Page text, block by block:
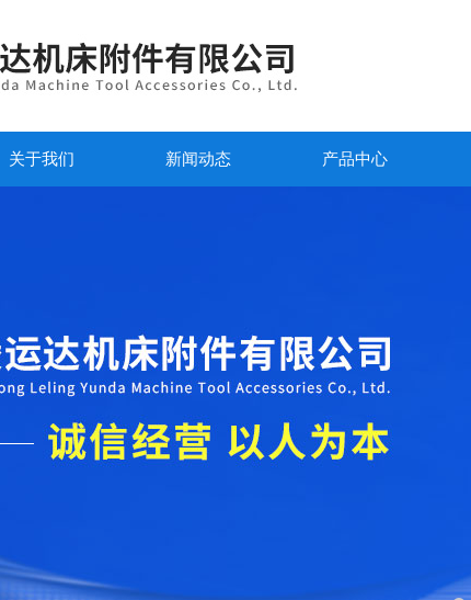
关于我们 新闻动态 产品中心